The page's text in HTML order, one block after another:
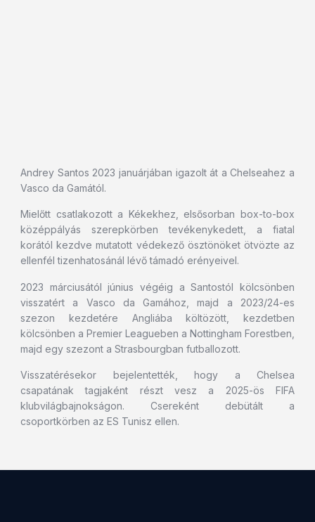
Andrey Santos 2023 januárjában igazolt át a Chelseahez a
Vasco da Gamától.
Mielőtt csatlakozott a Kékekhez, elsősorban box-to-box
középpályás szerepkörben tevékenykedett, a fiatal
korától kezdve mutatott védekező ösztönöket ötvözte az
ellenfél tizenhatosánál lévő támadó erényeivel.
2023 márciusától június végéig a Santostól kölcsönben
visszatért a Vasco da Gamához, majd a 2023/24-es
szezon kezdetére Angliába költözött, kezdetben
kölcsönben a Premier Leagueben a Nottingham Forestben,
majd egy szezont a Strasbourgban futballozott.
Visszatérésekor bejelentették, hogy a Chelsea
csapatának tagjaként részt vesz a 2025-ös FIFA
klubvilágbajnokságon. Csereként debütált a
csoportkörben az ES Tunisz ellen.